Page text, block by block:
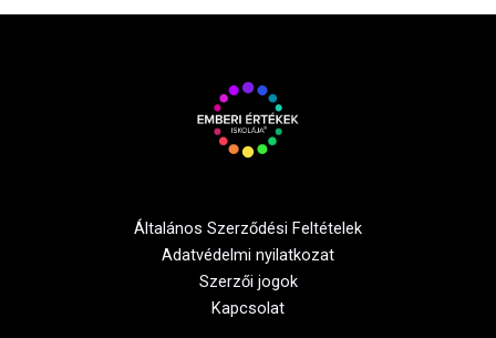
Általános Szerződési Feltételek
Adatvédelmi nyilatkozat
Szerzői jogok
Kapcsolat